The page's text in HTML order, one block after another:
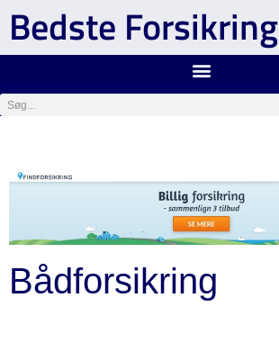
Bedste Forsikring
Bådforsikring